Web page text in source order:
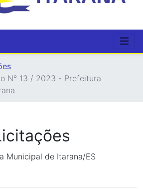
N° 13 / 2023 - Prefeitura
Municipal de Itarana/ES